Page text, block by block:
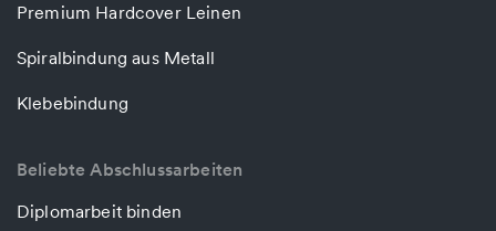
Premium Hardcover Leinen
Spiralbindung aus Metall
Klebebindung
Beliebte Abschlussarbeiten
Diplomarbeit binden